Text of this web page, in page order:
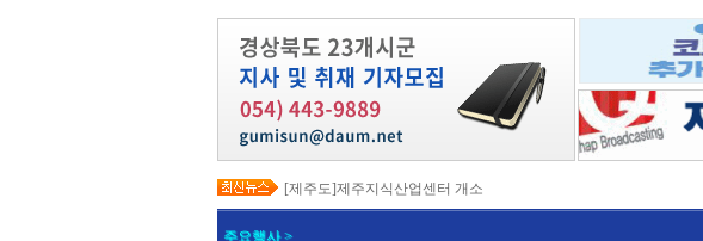
[제주도]제주지식산업센터 개소
[제주도]택배노동자 안전 강화와 이동노동자 쉼터 확충 추진
주요행사 >